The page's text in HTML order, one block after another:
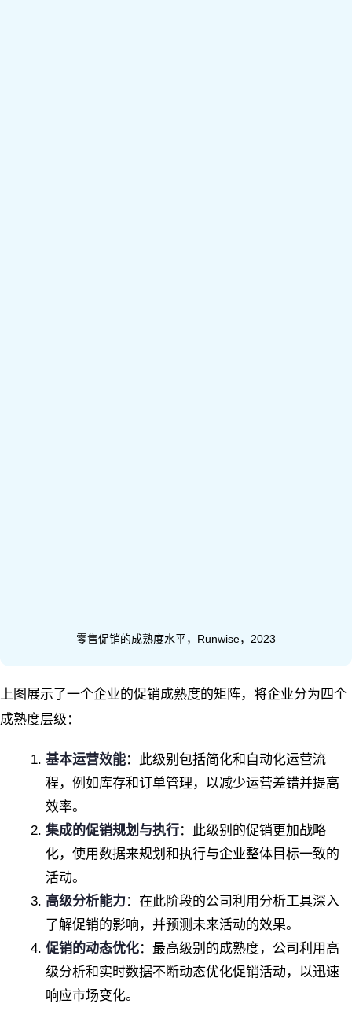
零售促销的成熟度水平，Runwise，2023
上图展示了一个企业的促销成熟度的矩阵，将企业分为四个
成熟度层级：
基本运营效能：此级别包括简化和自动化运营流
程，例如库存和订单管理，以减少运营差错并提高
效率。
集成的促销规划与执行：此级别的促销更加战略
化，使用数据来规划和执行与企业整体目标一致的
活动。
高级分析能力 ：在此阶段的公司利用分析工具深入
了解促销的影响，并预测未来活动的效果。
促销的动态优化：最高级别的成熟度，公司利用高
级分析和实时数据不断动态优化促销活动，以迅速
响应市场变化。